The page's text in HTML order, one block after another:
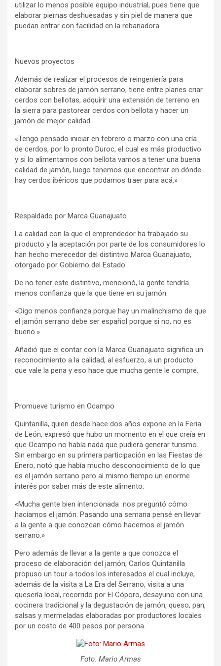
utilizar lo menos posible equipo industrial, pues tiene que
elaborar piernas deshuesadas y sin piel de manera que
puedan entrar con facilidad en la rebanadora.
Nuevos proyectos
Además de realizar el procesos de reingeniería para
elaborar sobres de jamón serrano, tiene entre planes criar
cerdos con bellotas, adquirir una extensión de terreno en
la sierra para pastorear cerdos con bellota y hacer un
jamón de mejor calidad.
«Tengo pensado iniciar en febrero o marzo con una cría
de cerdos, por lo pronto Duroc, el cual es más productivo
y si lo alimentamos con bellota vamos a tener una buena
calidad de jamón, luego tenemos que encontrar en dónde
hay cerdos ibéricos que podamos traer para acá.»
Respaldado por Marca Guanajuato
La calidad con la que el emprendedor ha trabajado su
producto y la aceptación por parte de los consumidores lo
han hecho merecedor del distintivo Marca Guanajuato,
otorgado por Gobierno del Estado.
De no tener este distintivo, mencionó, la gente tendría
menos confianza que la que tiene en su jamón.
«Digo menos confianza porque hay un malinchismo de que
el jamón serrano debe ser español porque si no, no es
bueno.»
Añadió que el contar con la Marca Guanajuato significa un
reconocimiento a la calidad, al esfuerzo, a un producto
que vale la pena y eso hace que mucha gente le compre.
Promueve turismo en Ocampo
Quintanilla, quien desde hace dos años expone en la Feria
de León, expresó que hubo un momento en el que creía en
que Ocampo no había nada que pudiera generar turismo.
Sin embargo en su primera participación en las Fiestas de
Enero, notó que había mucho desconocimiento de lo que
es el jamón serrano pero al mismo tiempo un enorme
interés por saber más de este alimento.
«Mucha gente bien intencionada nos preguntó cómo
hacíamos el jamón. Pasando una semana pensé en llevar
a la gente a que conozcan cómo hacemos el jamón
serrano.»
Pero además de llevar a la gente a que conozca el
proceso de elaboración del jamón, Carlos Quintanilla
propuso un tour a todos los interesados el cual incluye,
además de la visita a La Era del Serrano, visita a una
quesería local, recorrido por El Cóporo, desayuno con una
cocinera tradicional y la degustación de jamón, queso, pan,
salsas y mermeladas elaboradas por productores locales
por un costo de 400 pesos por persona.
Foto: Mario Armas